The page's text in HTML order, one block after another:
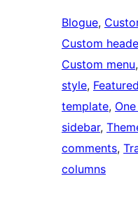
Blogue,
Custom
Custom menu,
style,
template,
sidebar,
comments,
columns